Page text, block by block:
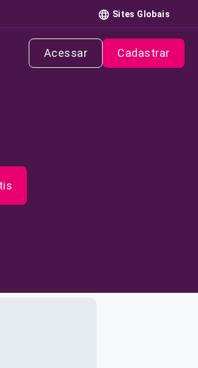
Sites Globais
Acessar Cadastrar